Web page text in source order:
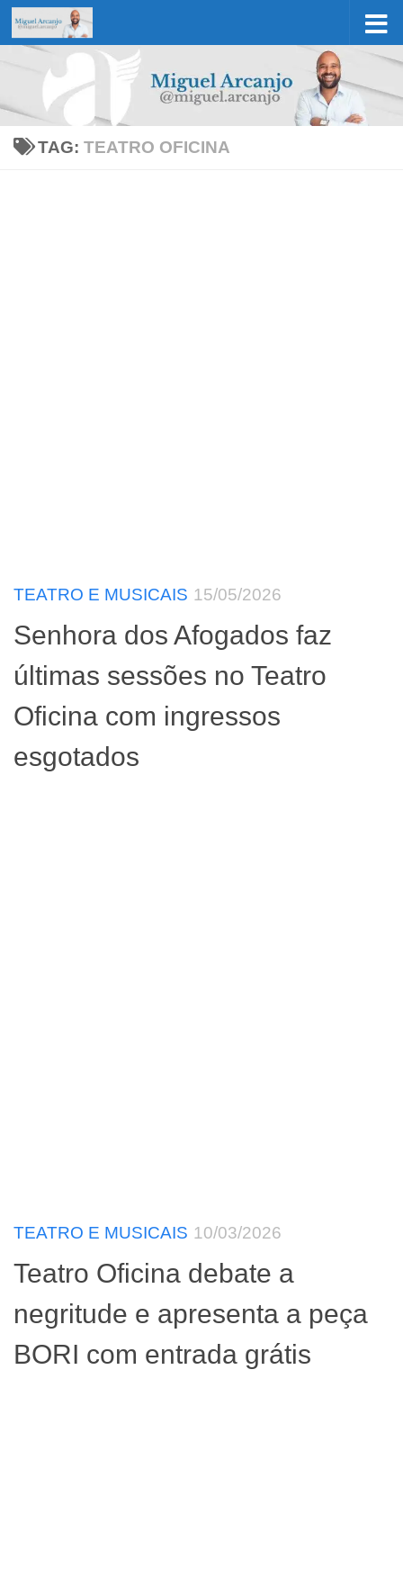
Skip to content
TAG:TEATRO OFICINA
TEATRO E MUSICAIS 15/05/2026
Senhora dos Afogados faz
últimas sessões no Teatro
Oficina com ingressos
esgotados
TEATRO E MUSICAIS 10/03/2026
Teatro Oficina debate a
negritude e apresenta a peça
BORI com entrada grátis